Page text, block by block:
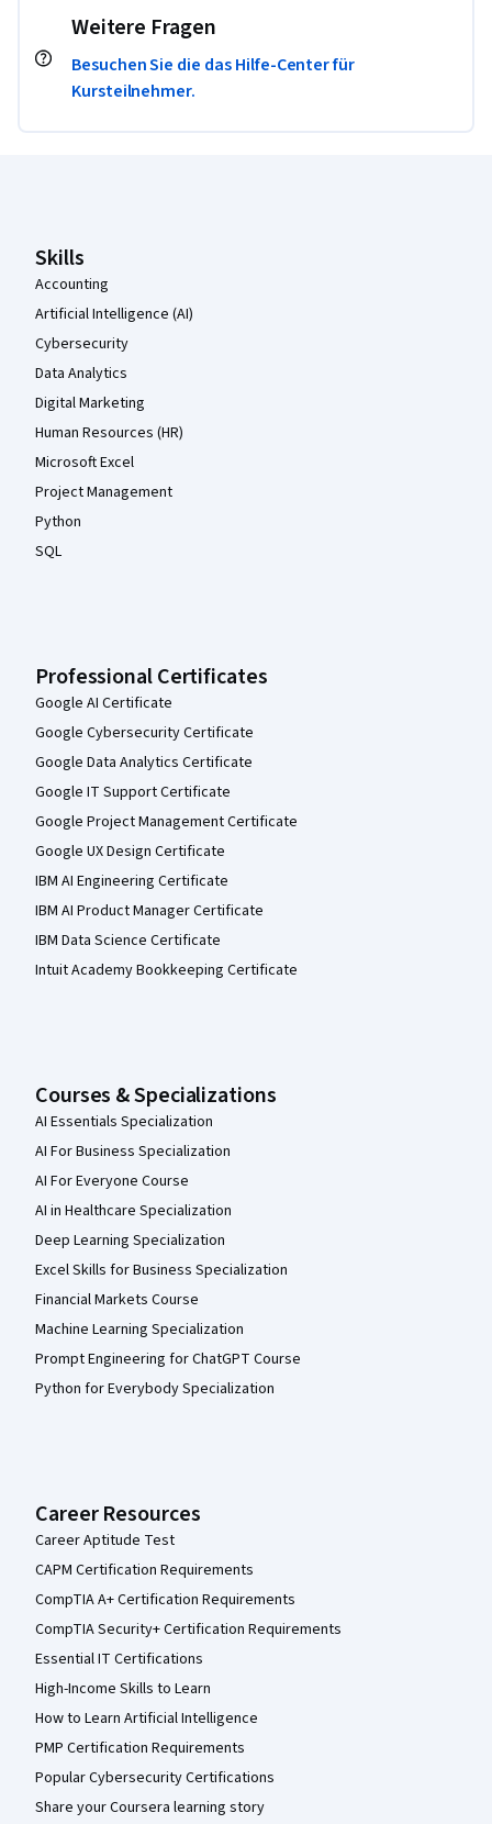
Weitere Fragen
Besuchen Sie die das Hilfe-Center für
Kursteilnehmer.
Skills
Accounting
Artificial Intelligence (AI)
Cybersecurity
Data Analytics
Digital Marketing
Human Resources (HR)
Microsoft Excel
Project Management
Python
SQL
Professional Certificates
Google AI Certificate
Google Cybersecurity Certificate
Google Data Analytics Certificate
Google IT Support Certificate
Google Project Management Certificate
Google UX Design Certificate
IBM AI Engineering Certificate
IBM AI Product Manager Certificate
IBM Data Science Certificate
Intuit Academy Bookkeeping Certificate
Courses & Specializations
AI Essentials Specialization
AI For Business Specialization
AI For Everyone Course
AI in Healthcare Specialization
Deep Learning Specialization
Excel Skills for Business Specialization
Financial Markets Course
Machine Learning Specialization
Prompt Engineering for ChatGPT Course
Python for Everybody Specialization
Career Resources
Career Aptitude Test
CAPM Certification Requirements
CompTIA A+ Certification Requirements
CompTIA Security+ Certification Requirements
Essential IT Certifications
High-Income Skills to Learn
How to Learn Artificial Intelligence
PMP Certification Requirements
Popular Cybersecurity Certifications
Share your Coursera learning story